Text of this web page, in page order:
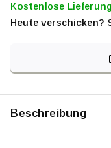
Kostenlose Lieferung
Heute verschicken?
Beschreibung